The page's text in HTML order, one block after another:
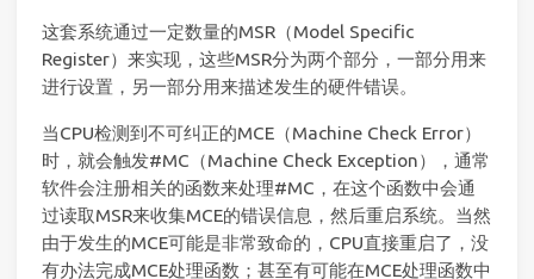
这套系统通过一定数量的MSR（Model Specific
Register）来实现，这些MSR分为两个部分，一部分用来
进行设置，另一部分用来描述发生的硬件错误。
当CPU检测到不可纠正的MCE（Machine Check Error）
时，就会触发#MC（Machine Check Exception），通常
软件会注册相关的函数来处理#MC，在这个函数中会通
过读取MSR来收集MCE的错误信息，然后重启系统。当然
由于发生的MCE可能是非常致命的，CPU直接重启了，没
有办法完成MCE处理函数；甚至有可能在MCE处理函数中